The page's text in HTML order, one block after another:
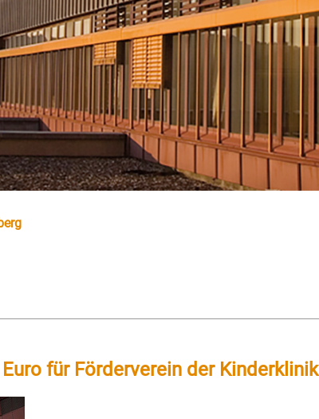
für Förderverein der Kinderklinik